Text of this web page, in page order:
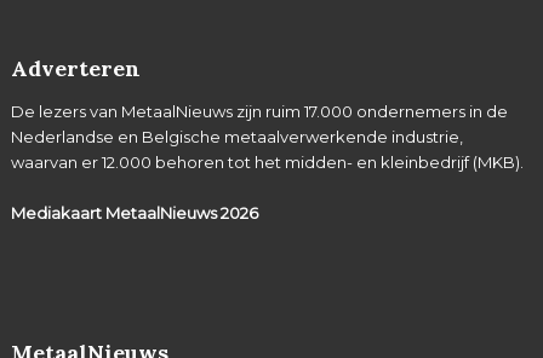
Adverteren
De lezers van MetaalNieuws zijn ruim 17.000 ondernemers in de
Nederlandse en Belgische metaalverwerkende industrie,
waarvan er 12.000 behoren tot het midden- en kleinbedrijf (MKB).
Mediakaart MetaalNieuws2026